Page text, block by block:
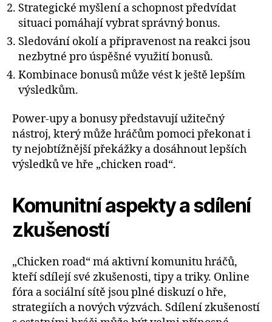
Strategické myšlení a schopnost předvídat
situaci pomáhají vybrat správný bonus.
Sledování okolí a připravenost na reakci jsou
nezbytné pro úspěšné využití bonusů.
Kombinace bonusů může vést k ještě lepším
výsledkům.
Power-upy a bonusy představují užitečný
nástroj, který může hráčům pomoci překonat i
ty nejobtížnější překážky a dosáhnout lepších
výsledků ve hře „chicken road“.
Komunitní aspekty a sdílení
zkušeností
„Chicken road“ má aktivní komunitu hráčů,
kteří sdílejí své zkušenosti, tipy a triky. Online
fóra a sociální sítě jsou plné diskuzí o hře,
strategiích a nových výzvách. Sdílení zkušeností